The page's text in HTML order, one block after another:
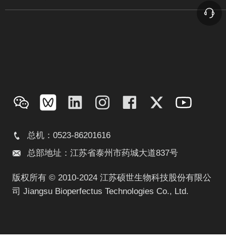
总机：0523-86201616
总部地址：江苏省泰州市药城大道837号
版权所有 © 2010-2024 江苏硕世生物科技股份有限公
司 Jiangsu Bioperfectus Technologies Co., Ltd.